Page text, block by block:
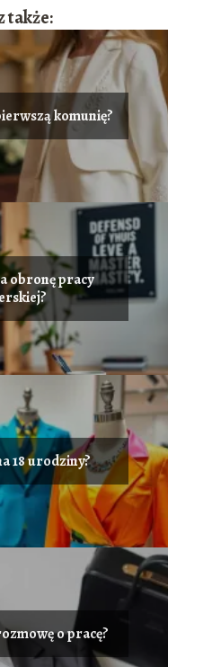
także:
komunię?
obronę pracy
18 urodziny?
o pracę?